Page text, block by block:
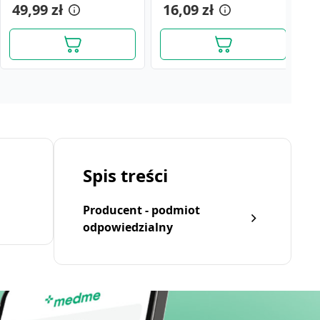
49,99 zł 16,09 zł
Equazen, kapsułki, 400
Equazen Forte, kapsułki,
60 szt.
Spis treści
Producent - podmiot
odpowiedzialny